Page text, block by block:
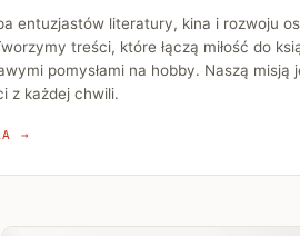
entuzjastów literatury, kina i rozwoju
treści, które łączą miłość do
pomysłami na hobby. Naszą
z każdej chwili.
→